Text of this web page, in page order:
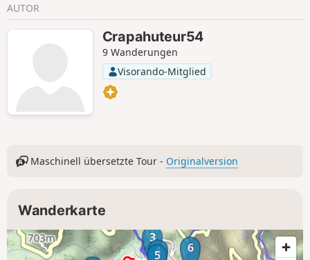
AUTOR
Crapahuteur54
9 Wanderungen
Visorando-Mitglied
Maschinell übersetzte Tour - Originalversion
Wanderkarte
3
4
5 6